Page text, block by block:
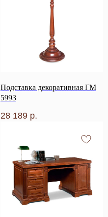
Подставка декоративная ГМ
5993
28 189 р.